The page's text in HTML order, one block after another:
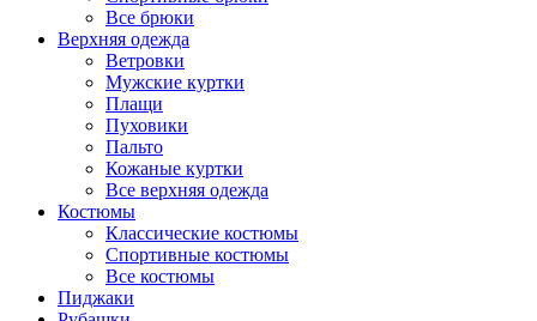
Все брюки
Верхняя одежда
Ветровки
Мужские куртки
Плащи
Пуховики
Пальто
Кожаные куртки
Все верхняя одежда
Костюмы
Классические костюмы
Спортивные костюмы
Все костюмы
Пиджаки